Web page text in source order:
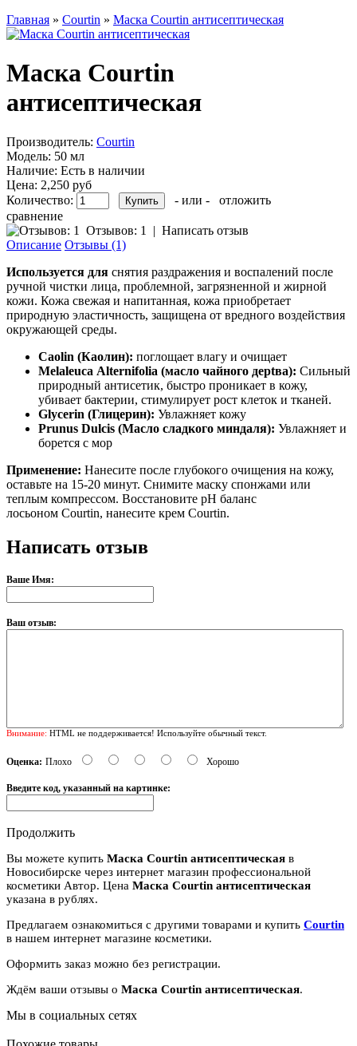
Главная » Courtin » Маска Courtin антисептическая
Маска Courtin
антисептическая
Производитель: Courtin
Модель: 50 мл
Наличие: Есть в наличии
Цена: 2,250 руб
Количество:
- или -
отложить
сравнение
Отзывов: 1
| Написать отзыв
Описание Отзывы (1)
Используется для снятия раздражения и воспалений после
ручной чистки лица, проблемной, загрязненной и жирной
кожи. Кожа свежая и напитанная, кожа приобретает
природную эластичность, защищена от вредного воздействия
окружающей среды.
Caolin (Каолин): поглощает влагу и очищает
Melaleuca Alternifolia (масло чайного дерtва): Сильный
природный антисетик, быстро проникает в кожу,
убивает бактерии, стимулирует рост клеток и тканей.
Glycerin (Глицерин): Увлажняет кожу
Prunus Dulcis (Масло сладкого миндаля): Увлажняет и
борется с мор
Применение: Нанесите после глубокого очищения на кожу,
оставьте на 15-20 минут. Снимите маску спонжами или
теплым компрессом. Восстановите рН баланс
лосьоном Courtin, нанесите крем Courtin.
Написать отзыв
Ваше Имя:
Ваш отзыв:
Внимание: HTML не поддерживается! Используйте обычный текст.
Оценка: Плохо Хорошо
Введите код, указанный на картинке:
Продолжить
Вы можете купить Маска Courtin антисептическая в
Новосибирске через интернет магазин профессиональной
косметики Автор. Цена Маска Courtin антисептическая
указана в рублях.
Предлагаем ознакомиться с другими товарами и купить Courtin
в нашем интернет магазине косметики.
Оформить заказ можно без регистрации.
Ждём ваши отзывы о Маска Courtin антисептическая.
Мы в социальных сетях